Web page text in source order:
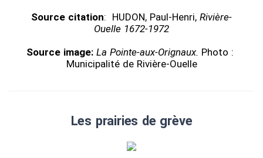
Source citation: HUDON, Paul-Henri, Rivière-
Ouelle 1672-1972
Source image: La Pointe-aux-Orignaux. Photo :
Municipalité de Rivière-Ouelle
Les prairies de grève